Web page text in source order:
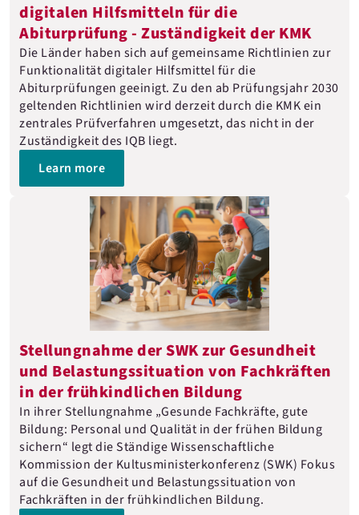
digitalen Hilfsmitteln für die
Abiturprüfung - Zuständigkeit der KMK
Die Länder haben sich auf gemeinsame Richtlinien zur
Funktionalität digitaler Hilfsmittel für die
Abiturprüfungen geeinigt. Zu den ab Prüfungsjahr 2030
geltenden Richtlinien wird derzeit durch die KMK ein
zentrales Prüfverfahren umgesetzt, das nicht in der
Zuständigkeit des IQB liegt.
Learn more
Stellungnahme der SWK zur Gesundheit
und Belastungs­situation von Fachkräften
in der frühkindlichen Bildung
In ihrer Stellungnahme „Gesunde Fachkräfte, gute
Bildung: Personal und Qualität in der frühen Bildung
sichern“ legt die Ständige Wissenschaftliche
Kommission der Kultusministerkonferenz (SWK) Fokus
auf die Gesundheit und Belastungssituation von
Fachkräften in der frühkindlichen Bildung.